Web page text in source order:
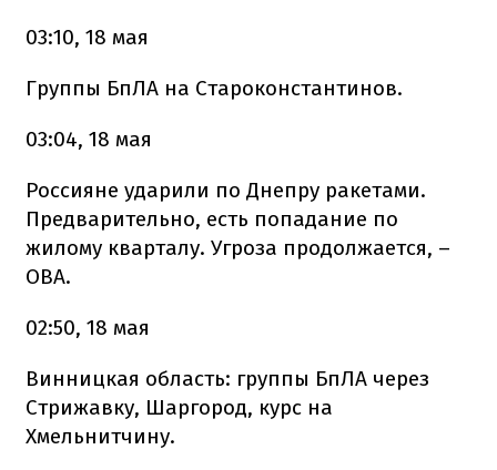
03:10, 18 мая
Группы БпЛА на Староконстантинов.
03:04, 18 мая
Россияне ударили по Днепру ракетами.
Предварительно, есть попадание по
жилому кварталу. Угроза продолжается, –
ОВА.
02:50, 18 мая
Винницкая область: группы БпЛА через
Стрижавку, Шаргород, курс на
Хмельнитчину.